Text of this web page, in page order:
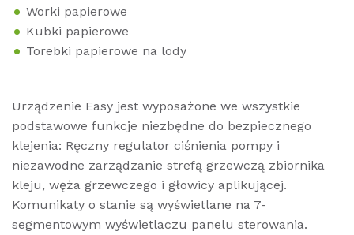
Worki papierowe
Kubki papierowe
Torebki papierowe na lody
Urządzenie Easy jest wyposażone we wszystkie
podstawowe funkcje niezbędne do bezpiecznego
klejenia: Ręczny regulator ciśnienia pompy i
niezawodne zarządzanie strefą grzewczą zbiornika
kleju, węża grzewczego i głowicy aplikującej.
Komunikaty o stanie są wyświetlane na 7-
segmentowym wyświetlaczu panelu sterowania.